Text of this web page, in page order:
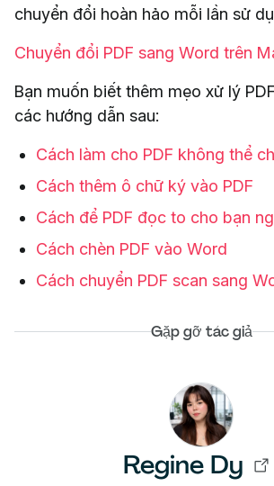
chuyển đổi hoàn hảo mỗi lần sử
Chuyển đổi PDF sang Word trên
Bạn muốn biết thêm mẹo xử lý
các hướng dẫn sau:
Cách làm cho PDF không thể
Cách thêm ô chữ ký vào PDF
Cách để PDF đọc to cho bạn
Cách chèn PDF vào Word
Cách chuyển PDF scan sang
Gặp gỡ tác giả
Regine Dy